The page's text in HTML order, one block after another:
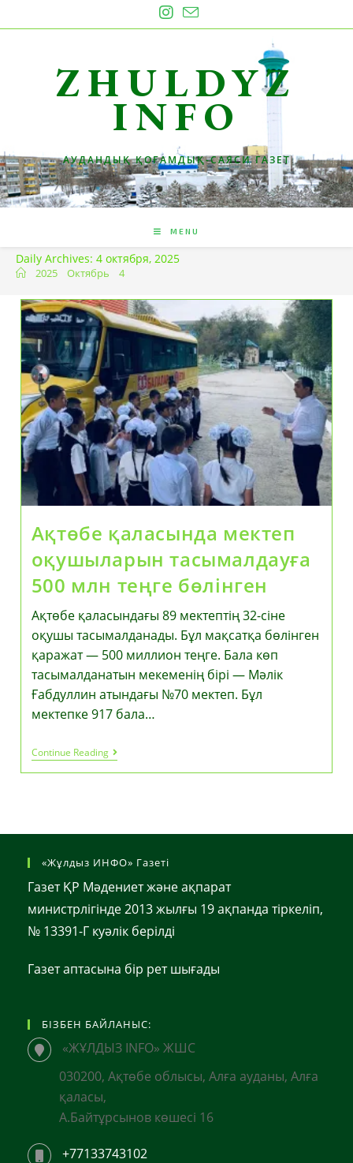
to
ZHULDYZ
INFO
АУДАНДЫҚ ҚОҒАМДЫҚ-САЯСИ ГАЗЕТ
MENU
Daily Archives: 4 октября, 2025
2025 Октябрь 4
Ақтөбе қаласында мектеп
оқушыларын тасымалдауға
500 млн теңге бөлінген
Ақтөбе қаласындағы 89 мектептің 32-сіне
оқушы тасымалданады. Бұл мақсатқа бөлінген
қаражат — 500 миллион теңге. Бала көп
тасымалданатын мекеменің бірі — Мәлік
Ғабдуллин атындағы №70 мектеп. Бұл
мектепке 917 бала…
Continue ReadingАқтөбе
Қаласында
Мектеп
«Жұлдыз ИНФО» Газеті
Газет ҚР Мәдениет және ақпарат
министрлігінде 2013 жылғы 19 ақпанда тіркеліп,
№ 13391-Г куәлік берілді
Газет аптасына бір рет шығады
БІЗБЕН БАЙЛАНЫС:
«ЖҰЛДЫЗ INFO» ЖШС
030200, Ақтөбе облысы, Алға ауданы, Алға
қаласы,
А.Байтұрсынов көшесі 16
+77133743102